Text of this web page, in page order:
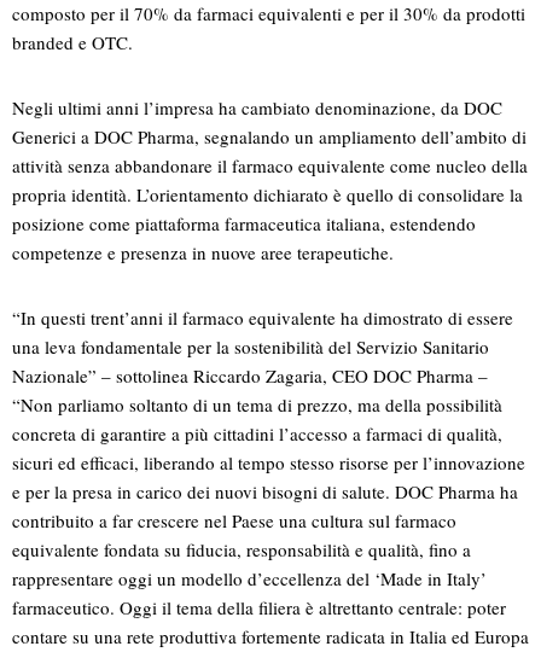
composto per il 70% da farmaci equivalenti e per il 30% da prodotti
branded e OTC.
Negli ultimi anni l’impresa ha cambiato denominazione, da DOC
Generici a DOC Pharma, segnalando un ampliamento dell’ambito di
attività senza abbandonare il farmaco equivalente come nucleo della
propria identità. L’orientamento dichiarato è quello di consolidare la
posizione come piattaforma farmaceutica italiana, estendendo
competenze e presenza in nuove aree terapeutiche.
“In questi trent’anni il farmaco equivalente ha dimostrato di essere
una leva fondamentale per la sostenibilità del Servizio Sanitario
Nazionale” – sottolinea Riccardo Zagaria, CEO DOC Pharma –
“Non parliamo soltanto di un tema di prezzo, ma della possibilità
concreta di garantire a più cittadini l’accesso a farmaci di qualità,
sicuri ed efficaci, liberando al tempo stesso risorse per l’innovazione
e per la presa in carico dei nuovi bisogni di salute. DOC Pharma ha
contribuito a far crescere nel Paese una cultura sul farmaco
equivalente fondata su fiducia, responsabilità e qualità, fino a
rappresentare oggi un modello d’eccellenza del ‘Made in Italy’
farmaceutico. Oggi il tema della filiera è altrettanto centrale: poter
contare su una rete produttiva fortemente radicata in Italia ed Europa